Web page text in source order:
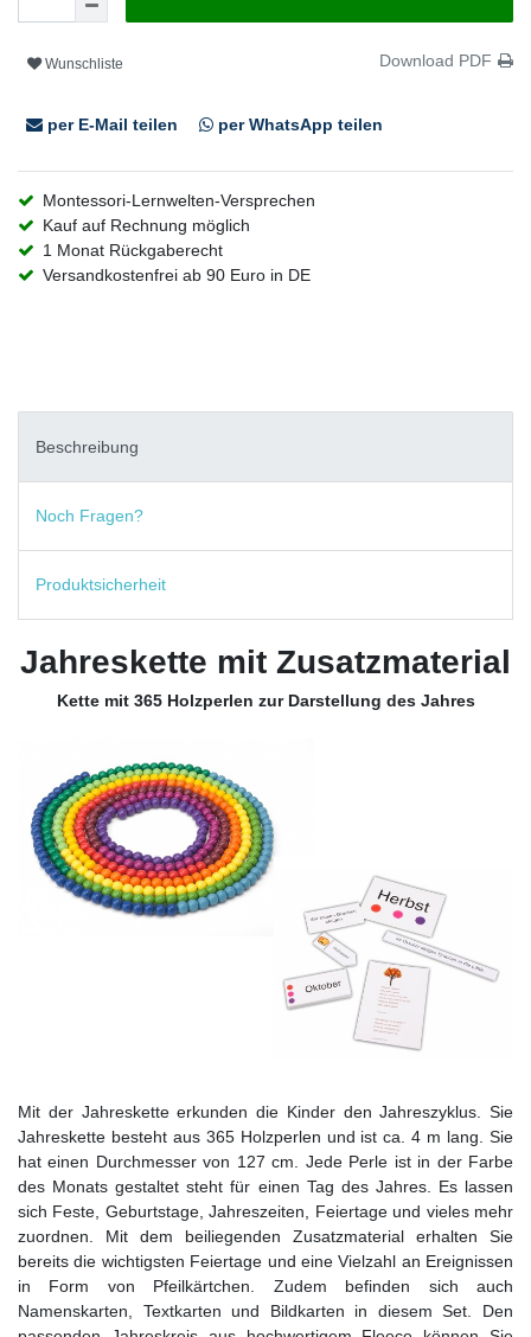
Wunschliste Download PDF
per E-Mail teilen per WhatsApp teilen
Montessori-Lernwelten-Versprechen
Kauf auf Rechnung möglich
1 Monat Rückgaberecht
Versandkostenfrei ab 90 Euro in DE
Beschreibung
Noch Fragen?
Produktsicherheit
Jahreskette mit Zusatzmaterial
Kette mit 365 Holzperlen zur Darstellung des Jahres
Mit der Jahreskette erkunden die Kinder den Jahreszyklus. Sie
Jahreskette besteht aus 365 Holzperlen und ist ca. 4 m lang. Sie
hat einen Durchmesser von 127 cm. Jede Perle ist in der Farbe
des Monats gestaltet steht für einen Tag des Jahres. Es lassen
sich Feste, Geburtstage, Jahreszeiten, Feiertage und vieles mehr
zuordnen. Mit dem beiliegenden Zusatzmaterial erhalten Sie
bereits die wichtigsten Feiertage und eine Vielzahl an Ereignissen
in Form von Pfeilkärtchen. Zudem befinden sich auch
Namenskarten, Textkarten und Bildkarten in diesem Set. Den